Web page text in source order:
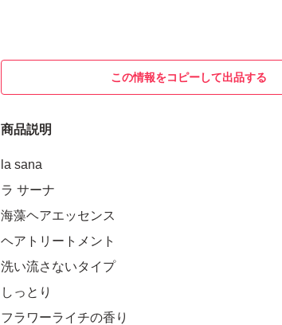
この情報をコピーして出品する
商品説明
la sana
ラ サーナ
海藻ヘアエッセンス
ヘアトリートメント
洗い流さないタイプ
しっとり
フラワーライチの香り